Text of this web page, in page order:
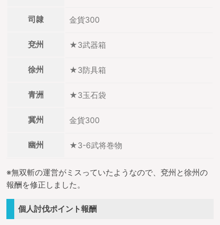
司隷 金貨300
兗州 ★3武器箱
徐州 ★3防具箱
青洲 ★3玉石袋
冀州 金貨300
幽州 ★3-6武将巻物
※無双斬の運営がミスっていたようなので、兗州と徐州の
報酬を修正しました。
個人討伐ポイント報酬